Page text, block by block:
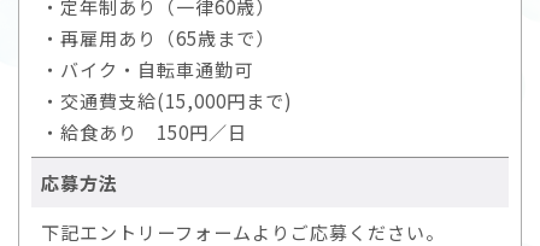
・定年制あり（一律60歳）
・再雇用あり（65歳まで）
・バイク・自転車通勤可
・交通費支給(15,000円まで)
・給食あり 150円／日
応募方法
下記エントリーフォームよりご応募ください。